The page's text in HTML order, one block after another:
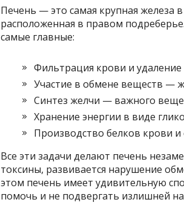
Печень — это самая крупная железа
расположенная в правом
самые главные:
Фильтрация крови и удаление
Участие в обмене веществ —
Синтез желчи — важного
Хранение энергии в виде
Производство белков крови
Все эти задачи делают печень
токсины, развивается нарушение
этом печень имеет удивительную
помочь и не подвергать излишней